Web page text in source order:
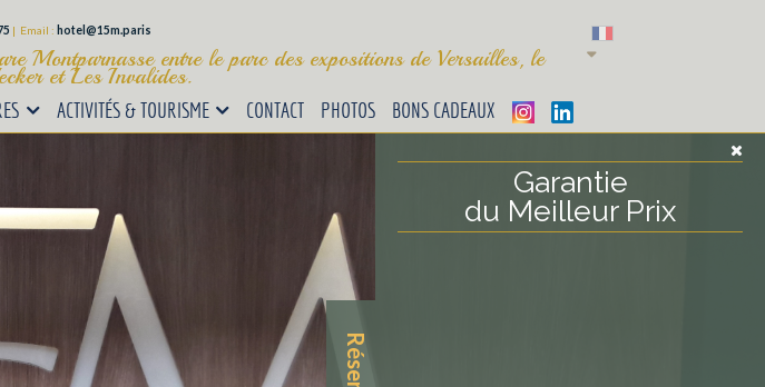
| Email : hotel@15m.paris
Montparnasse entre le parc des expositions de Versailles, le
et Les Invalides.
ACTIVITÉS & TOURISME CONTACT PHOTOS BONS CADEAUX
Garantie
du Meilleur Prix